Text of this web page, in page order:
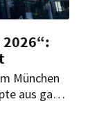
München
aus ganz